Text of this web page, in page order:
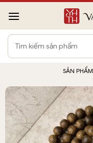
qua
nội
dung
Tìm
SẢN PHẨM